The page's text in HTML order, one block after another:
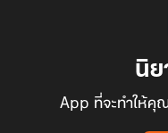
นิย
App ที่จะทำให้คุ